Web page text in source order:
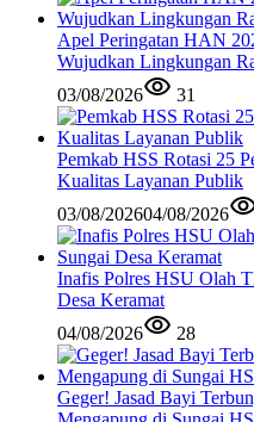
Apel Peringatan HAN
Wujudkan Lingkungan
03/08/2026
31
Pemkab HSS Rotasi 25
Kualitas Layanan Publik
03/08/202604/08/2026
Inafis Polres HSU Olah
Desa Keramat
04/08/2026
28
Geger! Jasad Bayi